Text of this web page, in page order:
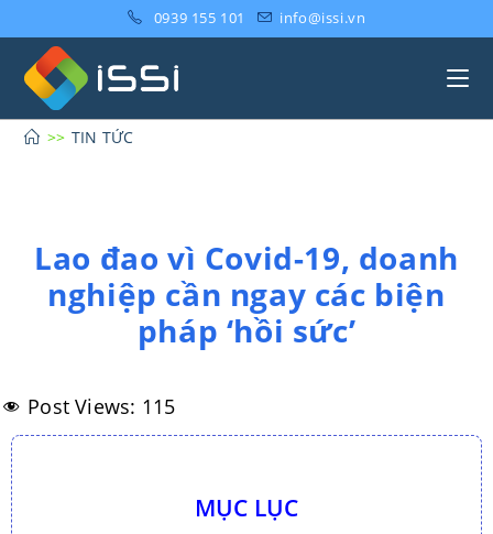
0939 155 101 info@issi.vn
>> TIN TỨC
Lao đao vì Covid-19, doanh
nghiệp cần ngay các biện
pháp ‘hồi sức’
Post Views: 115
MỤC LỤC